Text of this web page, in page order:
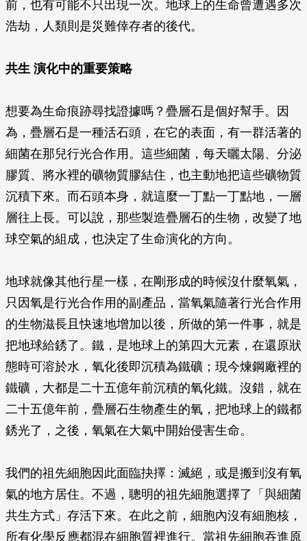
前，也有可能不只出現一次。地球上的生命曾遭遇多次
浩劫，人類則是災難倖存者的後代。
共生 演化中的重要策略
想要為生命痕跡尋找證據嗎？疊層石是個好幫手。因
為，疊層石是一種活石頭，在它的表面，有一群活著的
細菌在那兒行光合作用。這些細菌，每天曬太陽、分泌
膠質、將水裡的礦物質膠結住，也主動地把這些礦物質
沉積下來。而石頭本身，就這麼一丁點一丁點地，一層
層往上長。可以說，那些製造疊層石的生物，改變了地
球空氣的組成，也決定了生命演化的方向。
地球就像其他行星一樣，在剛形成的時候沒什麼氧氣，
只因氧是行光合作用的副產品，當氧氣隨著行光合作用
的生物滋長且快速地增加以後，所做的第一件事，就是
把地球給銹了。鐵，是地球上的第四大元素，在還原狀
態時可溶於水，氧化後即沉積為鐵礦；現今煉鋼廠裡的
鐵礦，大都是二十五億年前沉積的氧化鐵。沒錯，就在
二十五億年前，疊層石生物產生的氧，把地球上的鐵都
銹光了，之後，氧氣在大氣中開始侵害生命。
我們的祖先細胞因此面臨抉擇：滅絕，或是搬到沒有氧
氣的地方居住。不過，聰明的祖先細胞選擇了「與細菌
共生方式」存活下來。在此之前，細胞內沒有細胞核，
所有化學反應都混在細胞質裡進行。當祖先細胞吞進原